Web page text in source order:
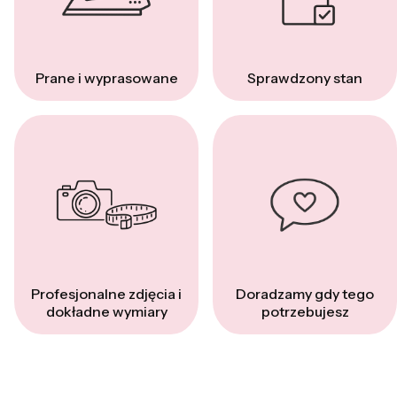
Prane i wyprasowane Sprawdzony stan
Profesjonalne zdjęcia i
dokładne wymiary
Doradzamy gdy tego
potrzebujesz